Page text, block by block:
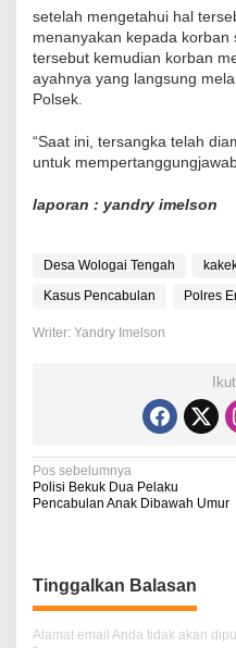
setelah mengetahui hal
menanyakan kepada
tersebut kemudian korban
ayahnya yang langsung
Polsek.
“Saat ini, tersangka telah
untuk
laporan : yandry imelson
Desa Wologai Tengah
Kasus Pencabulan
Polres
Writer: Yandry Imelson
N
a
g
a
Pos sebelumnya
Polisi Bekuk Dua Pelaku
Pencabulan Anak Dibawah Umur
Tinggalkan Balasan
Alamat email Anda tidak akan